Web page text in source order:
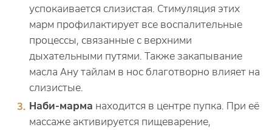
успокаивается слизистая. Стимуляция этих
марм профилактирует все воспалительные
процессы, связанные с верхними
дыхательными путями. Также закапывание
масла Ану тайлам в нос благотворно влияет на
слизистые.
Наби-марма находится в центре пупка. При её
массаже активируется пищеварение,